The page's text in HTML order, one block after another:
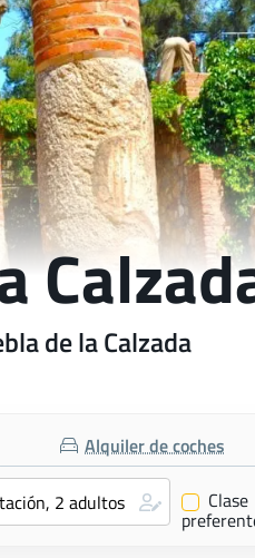
de la Calzada
Alquiler de coches
✔ Clase